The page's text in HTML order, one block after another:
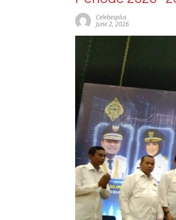
Celebesplus
June 2, 2026